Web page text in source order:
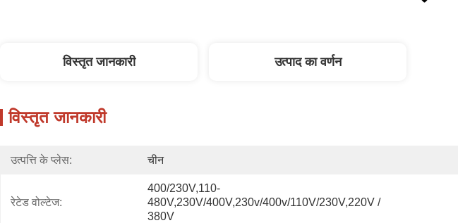
विस्तृत जानकारी उत्पाद का वर्णन
विस्तृत जानकारी
उत्पत्ति के प्लेस: चीन
रेटेड वोल्टेज:
400/230V,110-
480V,230V/400V,230v/400v/110V/230V,220V /
380V